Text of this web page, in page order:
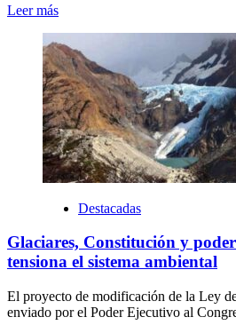
Leer más
Destacadas
Glaciares, Constitución y
tensiona el sistema ambiental
El proyecto de modificación de la Ley
enviado por el Poder Ejecutivo al